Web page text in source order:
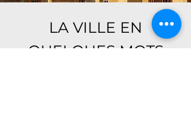
LA VILLE EN
QUELQUES MOTS